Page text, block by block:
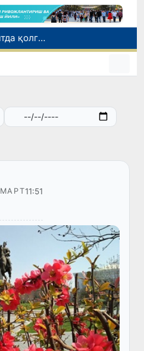
Россияда қийин вазиятда қолган юзлаб ўзбекистонликлар ортга қайтарилди
2030 йилгача хавфли чиқиндиларни қайта ишлаш даражаси 20 фоизга етказилади
Ўзбекистон илк бор Халқаро информатика олимпиадаси — IOI 2026га мезбонлик қилади
МАРТ11:51